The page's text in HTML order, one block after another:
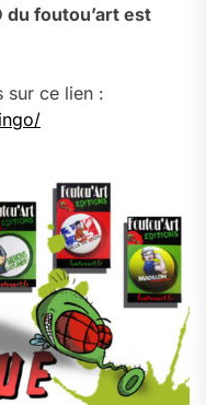
du foutou’art est
sur ce lien :